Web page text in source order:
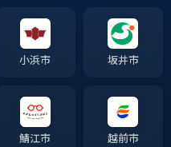
小浜市 坂井市
鯖江市 越前市